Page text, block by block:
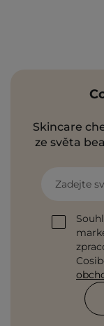
Skincare
ze světa
Zadejte